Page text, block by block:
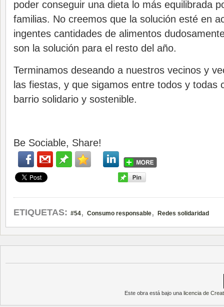
poder conseguir una dieta lo más equilibrada
familias. No creemos que la solución esté en
ingentes cantidades de alimentos
son la solución para el resto del año.
Terminamos deseando a nuestros vecinos y
las fiestas, y que sigamos entre todos y todas
barrio solidario y sostenible.
Be Sociable, Share!
ETIQUETAS: #54, Consumo responsable, Redes solidaridad
Este obra está bajo unalicencia de